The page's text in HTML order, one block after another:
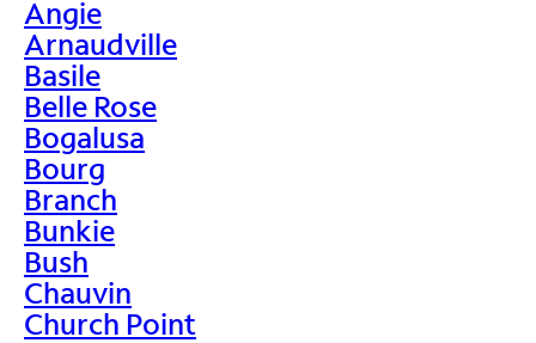
Angie
Arnaudville
Basile
Belle Rose
Bogalusa
Bourg
Branch
Bunkie
Bush
Chauvin
Church Point